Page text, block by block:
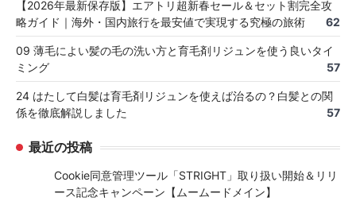
【2026年最新保存版】エアトリ超新春セール＆セット割完全攻
略ガイド｜海外・国内旅行を最安値で実現する究極の旅術
62
09 薄毛によい髪の毛の洗い方と育毛剤リジュンを使う良いタイ
ミング
57
24 はたして白髪は育毛剤リジュンを使えば治るの？白髪との関
係を徹底解説しました
57
最近の投稿
Cookie同意管理ツール「STRIGHT」取り扱い開始＆リリ
ース記念キャンペーン【ムームードメイン】